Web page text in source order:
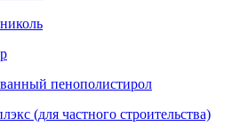
пенополистирол
(для частного строительства)